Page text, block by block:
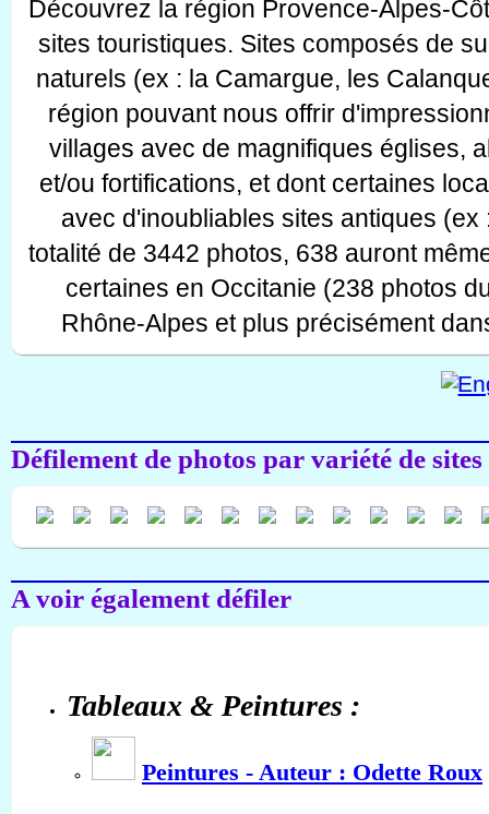
Découvrez la région Provence-Alpes-
sites touristiques. Sites composés de
naturels (ex : la Camargue, les
région pouvant nous offrir
villages avec de magnifiques églises,
et/ou fortifications, et dont certaines
avec d'inoubliables sites antiques
totalité de 3442 photos, 638 auront
certaines en Occitanie (238 photos
Rhône-Alpes et plus précisément
Défilement de photos par variété de
A voir également défiler
Tableaux & Peintures :
Peintures - Auteur : Odette Roux